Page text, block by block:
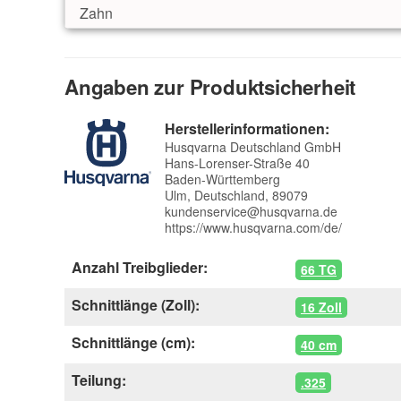
Zahn
Angaben zur Produktsicherheit
Herstellerinformationen:
Husqvarna Deutschland GmbH
Hans-Lorenser-Straße 40
Baden-Württemberg
Ulm, Deutschland, 89079
kundenservice@husqvarna.de
https://www.husqvarna.com/de/
Anzahl Treibglieder: 66 TG
Schnittlänge (Zoll): 16 Zoll
Schnittlänge (cm): 40 cm
Teilung: .325